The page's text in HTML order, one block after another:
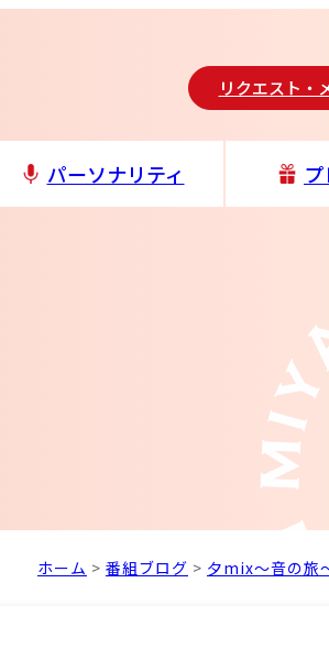
リクエスト・
パーソナリティ
ホーム > 番組ブログ > 夕mix～音の旅